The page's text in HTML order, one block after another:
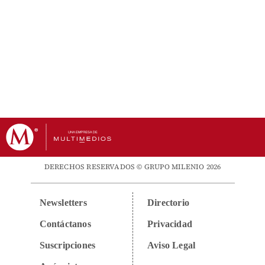
DERECHOS RESERVADOS © GRUPO MILENIO 2026
Newsletters
Contáctanos
Suscripciones
Directorio
Privacidad
Aviso Legal